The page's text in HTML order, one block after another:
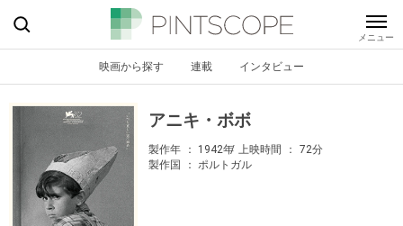
映画から探す 連載 インタビュー
アニキ・ボボ
製作年 1942年 上映時間
72分
製作国
ポルトガル